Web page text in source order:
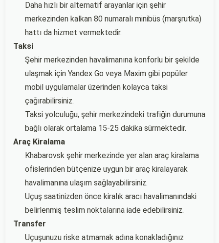
Daha hızlı bir alternatif arayanlar için şehir
merkezinden kalkan 80 numaralı minibüs (marşrutka)
hattı da hizmet vermektedir.
Taksi
Şehir merkezinden havalimanına konforlu bir şekilde
ulaşmak için Yandex Go veya Maxim gibi popüler
mobil uygulamalar üzerinden kolayca taksi
çağırabilirsiniz.
Taksi yolculuğu, şehir merkezindeki trafiğin durumuna
bağlı olarak ortalama 15-25 dakika sürmektedir.
Araç Kiralama
Khabarovsk şehir merkezinde yer alan araç kiralama
ofislerinden bütçenize uygun bir araç kiralayarak
havalimanına ulaşım sağlayabilirsiniz.
Uçuş saatinizden önce kiralık aracı havalimanındaki
belirlenmiş teslim noktalarına iade edebilirsiniz.
Transfer
Uçuşunuzu riske atmamak adına konakladığınız